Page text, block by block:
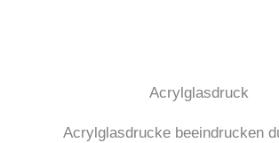
Acrylglasdruck
Acrylglasdrucke beeindrucken